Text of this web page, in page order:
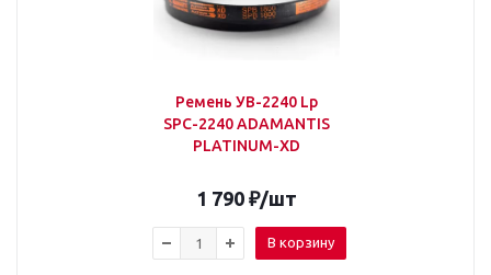
Ремень УВ-2240 Lp
SPС-2240 ADAMANTIS
PLATINUM-XD
1 790₽/шт
В корзину